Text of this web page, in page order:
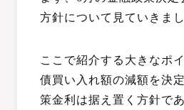
方針について見ていきまし
ここで紹介する大きなポ
債買い入れ額の減額を決
策金利は据え置く方針で